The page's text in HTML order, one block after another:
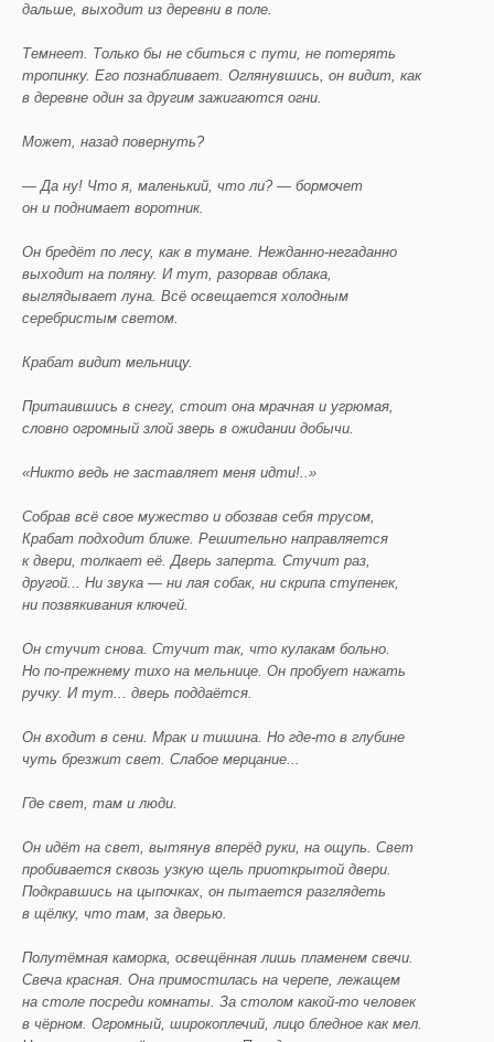
дальше, выходит из деревни в поле.
Темнеет. Только бы не сбиться с пути, не потерять
тропинку. Его познабливает. Оглянувшись, он видит, как
в деревне один за другим зажигаются огни.
Может, назад повернуть?
— Да ну! Что я, маленький, что ли? — бормочет
он и поднимает воротник.
Он бредёт по лесу, как в тумане. Нежданно-негаданно
выходит на поляну. И тут, разорвав облака,
выглядывает луна. Всё освещается холодным
серебристым светом.
Крабат видит мельницу.
Притаившись в снегу, стоит она мрачная и угрюмая,
словно огромный злой зверь в ожидании добычи.
«Никто ведь не заставляет меня идти!..»
Собрав всё свое мужество и обозвав себя трусом,
Крабат подходит ближе. Решительно направляется
к двери, толкает её. Дверь заперта. Стучит раз,
другой... Ни звука — ни лая собак, ни скрипа ступенек,
ни позвякивания ключей.
Он стучит снова. Стучит так, что кулакам больно.
Но по-прежнему тихо на мельнице. Он пробует нажать
ручку. И тут... дверь поддаётся.
Он входит в сени. Мрак и тишина. Но где-то в глубине
чуть брезжит свет. Слабое мерцание...
Где свет, там и люди.
Он идёт на свет, вытянув вперёд руки, на ощупь. Свет
пробивается сквозь узкую щель приоткрытой двери.
Подкравшись на цыпочках, он пытается разглядеть
в щёлку, что там, за дверью.
Полутёмная каморка, освещённая лишь пламенем свечи.
Свеча красная. Она примостилась на черепе, лежащем
на столе посреди комнаты. За столом какой-то человек
в чёрном. Огромный, широкоплечий, лицо бледное как мел.